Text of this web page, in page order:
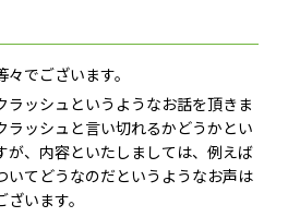
でございます。
ッシュというようなお話を頂きま
ラッシュと言い切れるかどうかとい
が、内容といたしましては、例えば
いてどうなのだというようなお声は
います。